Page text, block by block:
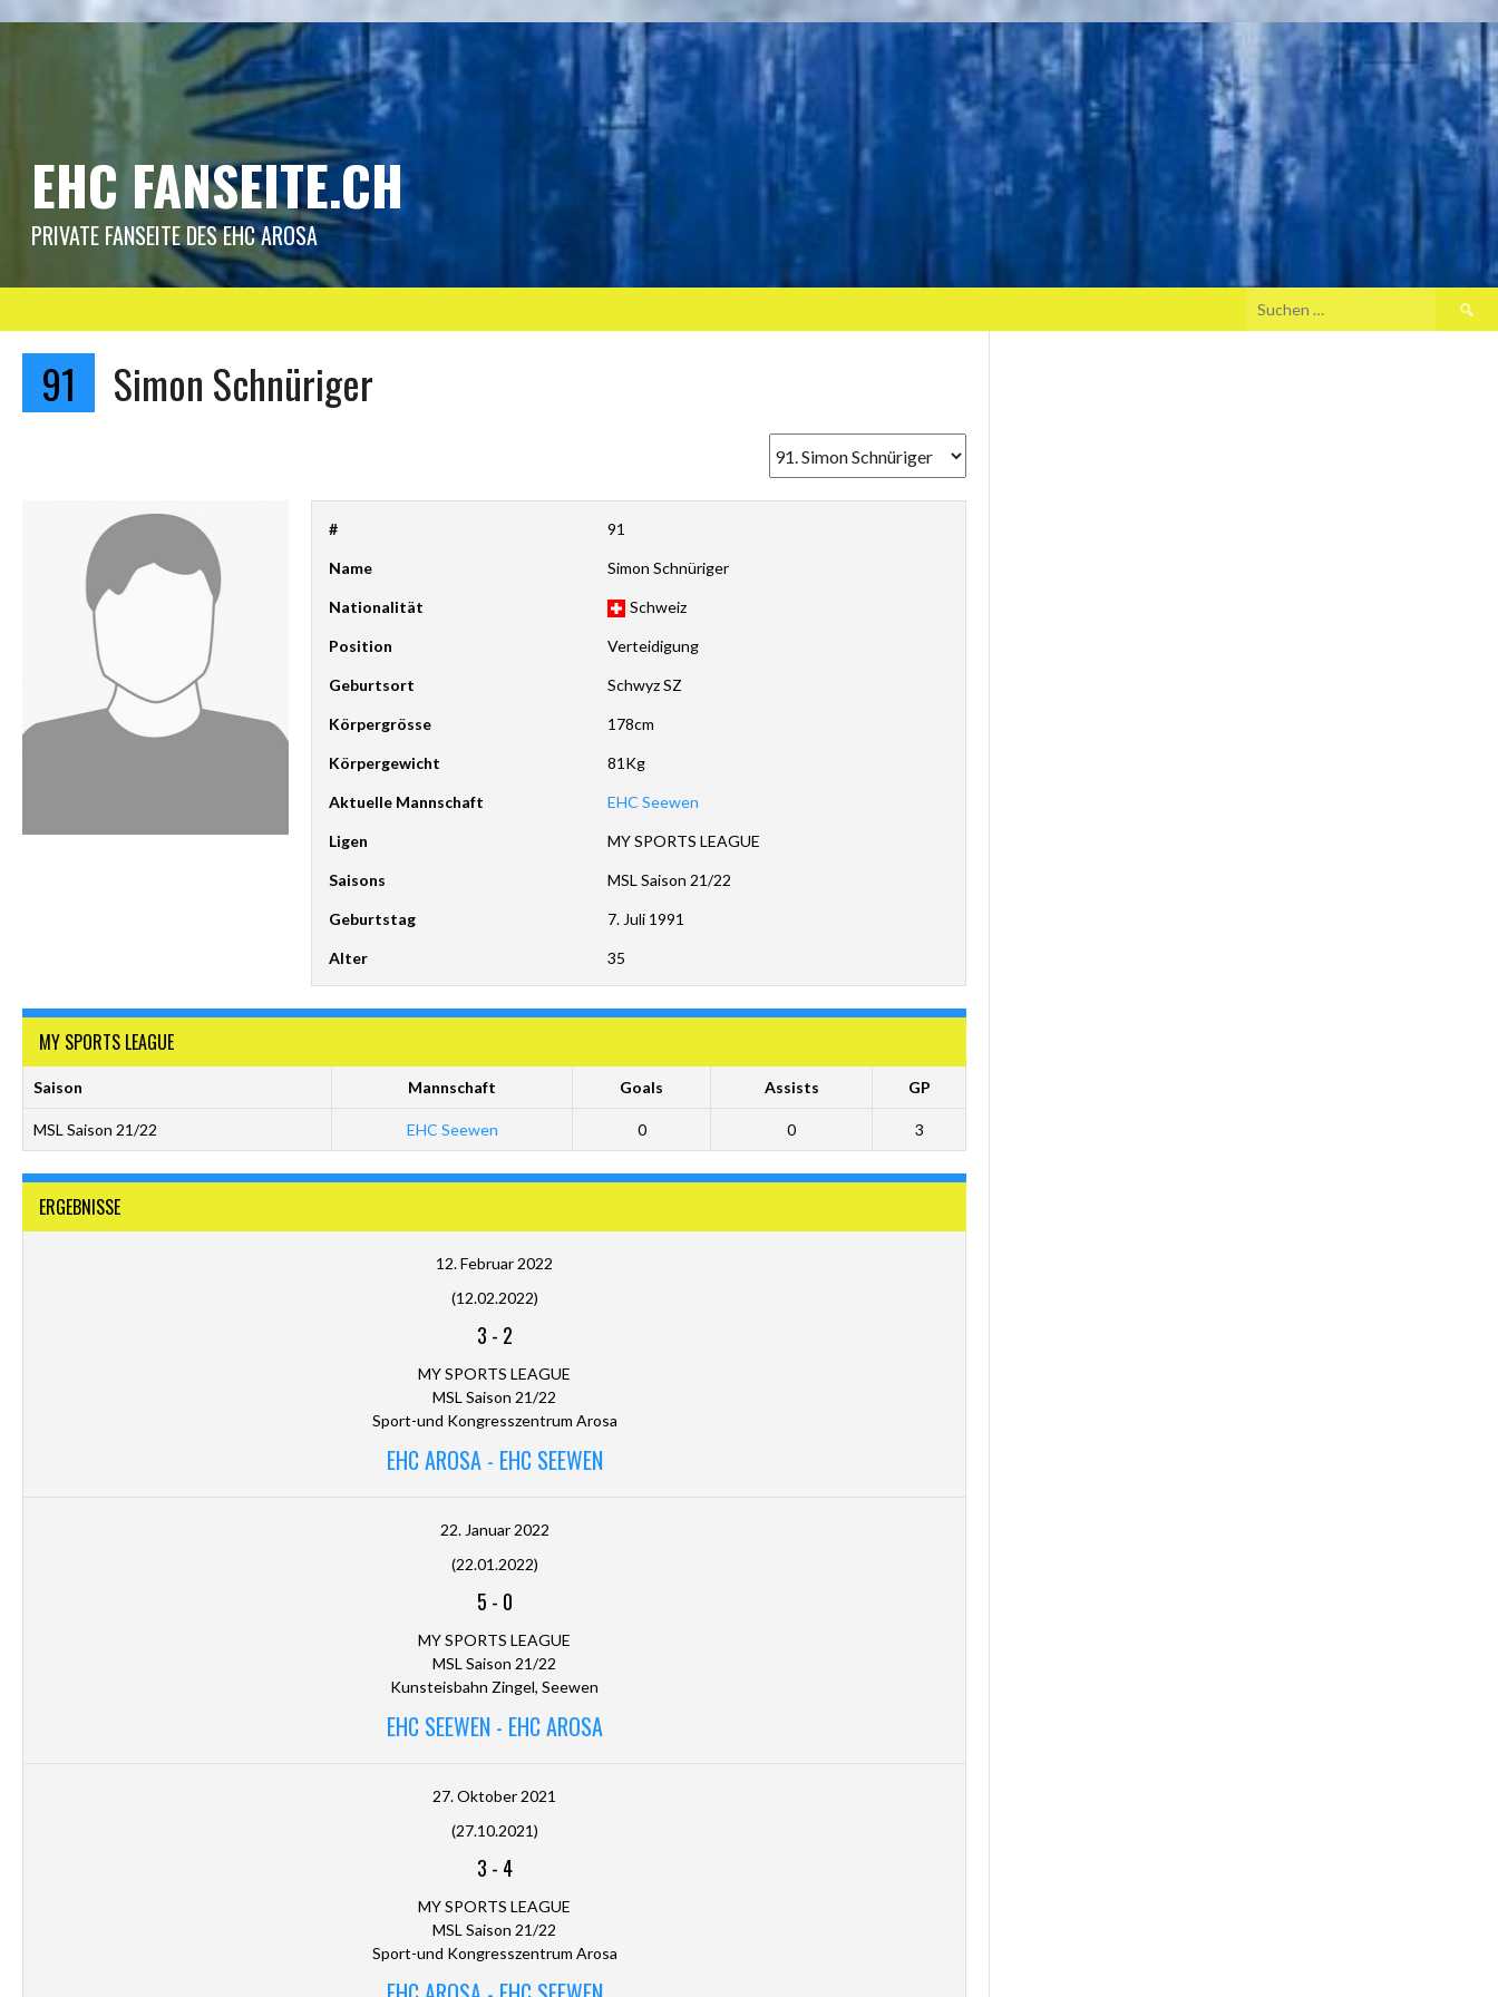
EHC FANSEITE.CH
PRIVATE FANSEITE DES EHC AROSA
Suche
nach:
91 Simon Schnüriger
# 91
Name Simon Schnüriger
Nationalität Schweiz
Position Verteidigung
Geburtsort Schwyz SZ
Körpergrösse 178cm
Körpergewicht 81Kg
Aktuelle Mannschaft EHC Seewen
Ligen MY SPORTS LEAGUE
Saisons MSL Saison 21/22
Geburtstag 7. Juli 1991
Alter 35
MY SPORTS LEAGUE
Saison Mannschaft Goals Assists GP
MSL Saison 21/22 EHC Seewen 0 0 3
ERGEBNISSE
12. Februar 2022
(12.02.2022)
3 - 2
MY SPORTS LEAGUE
MSL Saison 21/22
Sport-und Kongresszentrum Arosa
EHC AROSA - EHC SEEWEN
22. Januar 2022
(22.01.2022)
5 - 0
MY SPORTS LEAGUE
MSL Saison 21/22
Kunsteisbahn Zingel, Seewen
EHC SEEWEN - EHC AROSA
27. Oktober 2021
(27.10.2021)
3 - 4
MY SPORTS LEAGUE
MSL Saison 21/22
Sport-und Kongresszentrum Arosa